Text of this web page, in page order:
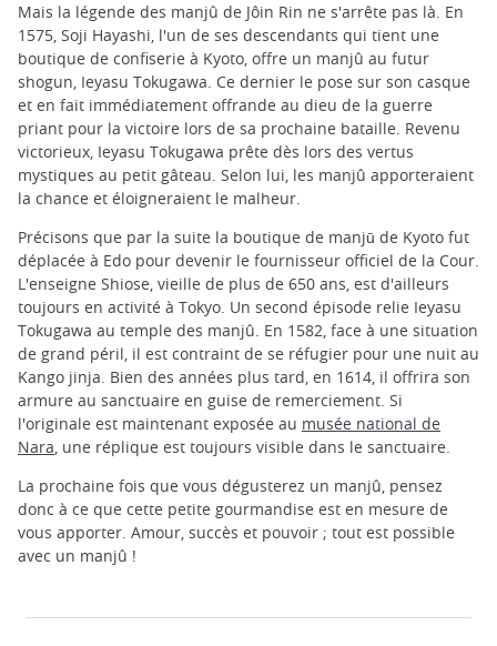
Mais la légende des manjû de Jôin Rin ne s'arrête pas là. En
1575, Soji Hayashi, l'un de ses descendants qui tient une
boutique de confiserie à Kyoto, offre un manjû au futur
shogun, Ieyasu Tokugawa. Ce dernier le pose sur son casque
et en fait immédiatement offrande au dieu de la guerre
priant pour la victoire lors de sa prochaine bataille. Revenu
victorieux, Ieyasu Tokugawa prête dès lors des vertus
mystiques au petit gâteau. Selon lui, les manjû apporteraient
la chance et éloigneraient le malheur.
Précisons que par la suite la boutique de manjū de Kyoto fut
déplacée à Edo pour devenir le fournisseur officiel de la Cour.
L'enseigne Shiose, vieille de plus de 650 ans, est d'ailleurs
toujours en activité à Tokyo. Un second épisode relie Ieyasu
Tokugawa au temple des manjû. En 1582, face à une situation
de grand péril, il est contraint de se réfugier pour une nuit au
Kango jinja. Bien des années plus tard, en 1614, il offrira son
armure au sanctuaire en guise de remerciement. Si
l'originale est maintenant exposée au musée national de
Nara, une réplique est toujours visible dans le sanctuaire.
La prochaine fois que vous dégusterez un manjû, pensez
donc à ce que cette petite gourmandise est en mesure de
vous apporter. Amour, succès et pouvoir ; tout est possible
avec un manjû !